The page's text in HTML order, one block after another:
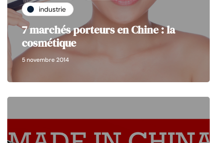
industrie
7 marchés porteurs en Chine : la
cosmétique
5 novembre 2014